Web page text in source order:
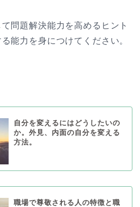
問題解決能力を高めるヒント
能力を身につけてください。
自分を変えるにはどうしたいの
か。外見、内面の自分を変える
方法。
職場で尊敬される人の特徴と職